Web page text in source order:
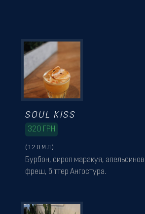
Бурбон, сироп маракуя,
фреш, біттер Ангостура.
(120МЛ)
SOUL KISS
320 ГРН